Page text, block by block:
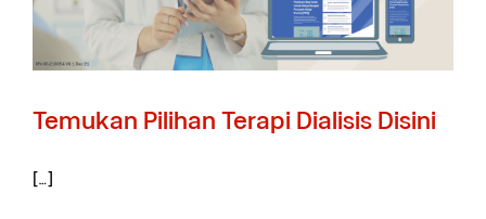
Temukan Pilihan Terapi Dialisis Disini
[…]